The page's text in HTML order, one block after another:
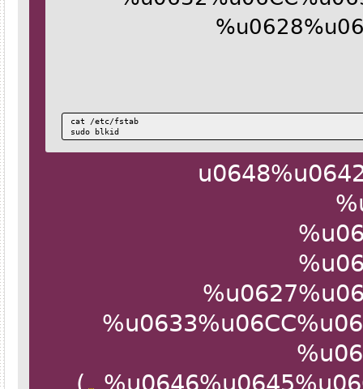
cat /etc/fstab
sudo blkid